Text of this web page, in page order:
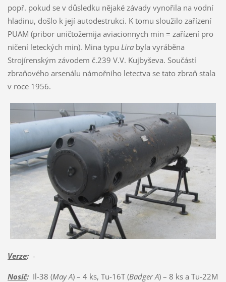
popř. pokud se v důsledku nějaké závady vynořila na vodní
hladinu, došlo k její autodestrukci. K tomu sloužilo zařízení
PUAM (pribor uničtožemija aviacionnych min = zařízení pro
ničení leteckých min). Mina typu Lirabyla vyráběna
Strojírenským závodem č.239 V.V. Kujbyševa. Součástí
zbraňového arsenálu námořního letectva se tato zbraň stala
v roce 1956.
Verze:-
Nosič:Il-38 (May A) – 4 ks, Tu-16T (Badger A) – 8 ks a Tu-22M